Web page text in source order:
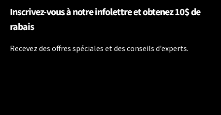
Inscrivez-vous à notre infolettre et obtenez 10$ de
rabais
Recevez des offres spéciales et des conseils d’experts.